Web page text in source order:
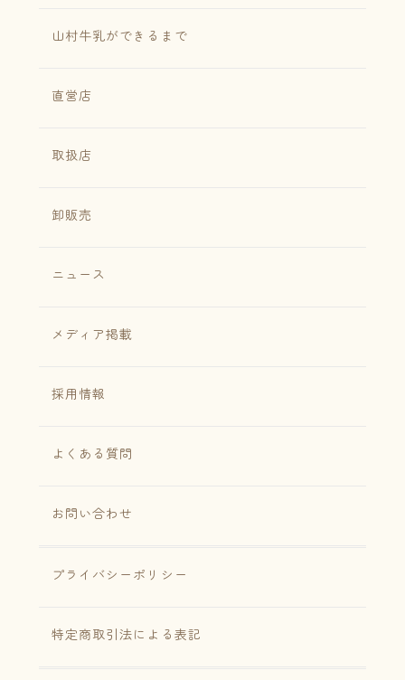
山村牛乳ができるまで
直営店
取扱店
卸販売
ニュース
メディア掲載
採用情報
よくある質問
お問い合わせ
プライバシーポリシー
特定商取引法による表記